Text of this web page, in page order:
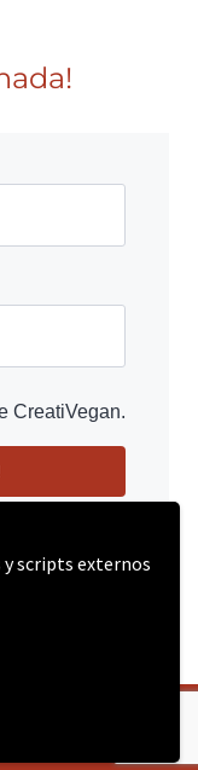
scripts externos
CreatiVegan.